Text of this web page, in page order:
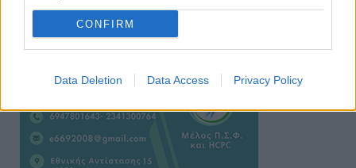
CONFIRM
Data Deletion Data Access Privacy Policy